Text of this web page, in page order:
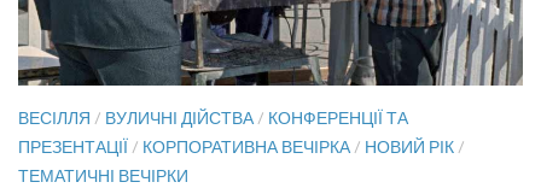
ВЕСІЛЛЯ / ВУЛИЧНІ ДІЙСТВА/ КОНФЕРЕНЦІЇ ТА
ПРЕЗЕНТАЦІЇ / КОРПОРАТИВНА ВЕЧІРКА/ НОВИЙ РІК/
ТЕМАТИЧНІ ВЕЧІРКИ